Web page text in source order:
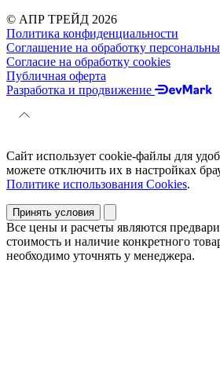
© АПР ТРЕЙД 2026
Политика конфиденциальности
Соглашение на обработку
Согласие на обработку cookies
Публичная оферта
Разработка и продвижение
Сайт использует cookie-файлы для
можете отключить их в настройках
Политике использования Cookies.
Принять условия
Все цены и расчеты являются
стоимость и наличие конкретного
необходимо уточнять у менеджера.